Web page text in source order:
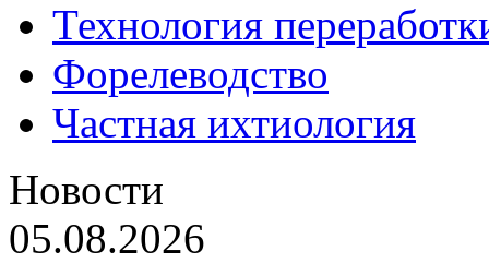
Технология
Форелеводство
Частная ихтиология
Новости
05.08.2026